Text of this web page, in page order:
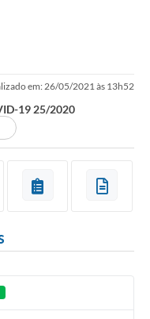
em: 26/05/2021 às 13h52
19 25/2020